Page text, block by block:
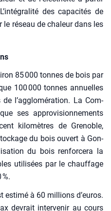
des capa­ci­tés de
réseau de cha­leur dans les
85 000 tonnes de bois par
100 000 tonnes annuelles
l’agglomération. La Com­
ses appro­vi­sion­ne­ments
kilo­mètres de Gre­noble,
du bois ouvert à Gon­
du bois ren­for­ce­ra la
uti­li­sées par le chauf­fage
esti­mé à 60 mil­lions d’euros.
devrait inter­ve­nir au cours